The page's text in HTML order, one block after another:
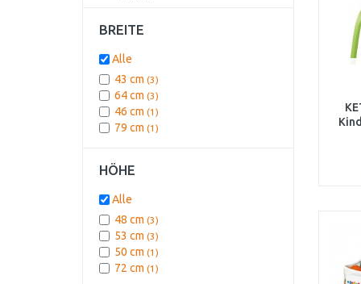
BREITE
Alle
43 cm (3)
64 cm (3)
46 cm (1)
79 cm (1)
HÖHE
Alle
48 cm (3)
53 cm (3)
50 cm (1)
72 cm (1)